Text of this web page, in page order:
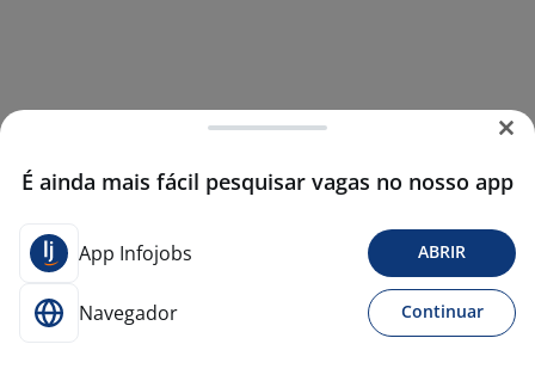
É ainda mais fácil pesquisar vagas no nosso app
App Infojobs ABRIR
Navegador Continuar